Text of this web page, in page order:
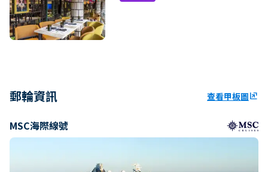
郵輪資訊 查看甲板圖ungroup
MSC海際線號